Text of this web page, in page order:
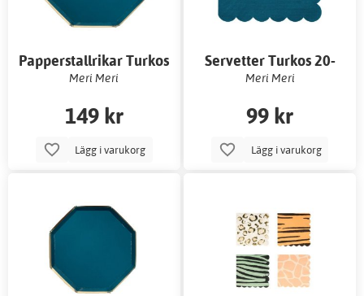
Papperstallrikar Turkos
med Guldkant 8-pack
Meri Meri
149 kr
Lägg i varukorg
Servetter Turkos 20-
pack
Meri Meri
99 kr
Lägg i varukorg